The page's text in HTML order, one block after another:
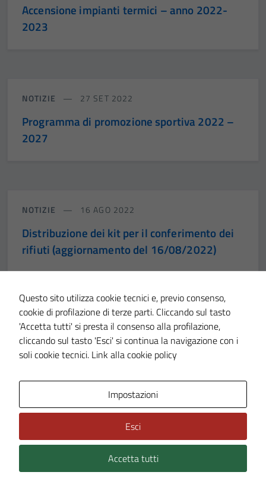
Accensione impianti termici – anno 2022-
2023
NOTIZIE 27 SET 2022
Programma di promozione sportiva 2022 –
2027
NOTIZIE 16 AGO 2022
Distribuzione dei kit per il conferimento dei
rifiuti (aggiornamento del 16/08/2022)
NOTIZIE 09 AGO 2022
Raccolta differenziata dei rifiuti
distribuzione kit
08 AGO 2022
Emergenza siccita’
Questo sito utilizza cookie tecnici e, previo consenso,
cookie di profilazione di terze parti. Cliccando sul tasto
'Accetta tutti' si presta il consenso alla profilazione,
cliccando sul tasto 'Esci' si continua la navigazione con i
soli cookie tecnici. Link alla cookie policy
Impostazioni
Esci
Accetta tutti